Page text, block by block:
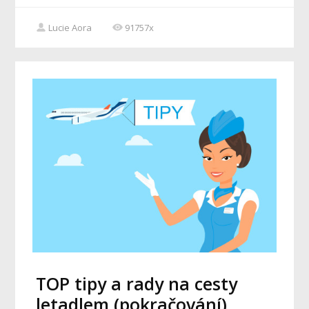
Lucie Aora 91757x
TOP tipy a rady na cesty
letadlem (pokračování)